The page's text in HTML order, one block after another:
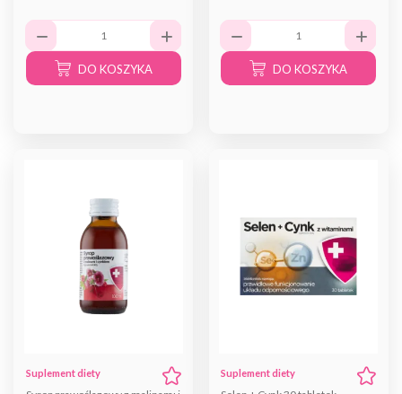
DO KOSZYKA DO KOSZYKA
Suplement diety Suplement diety